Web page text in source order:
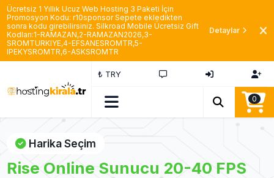
Ücretsiz 1 Yıllık Ucuz Web Hosting 3 Paketi İçin
Promosyon Kodu: r10sponsor Sepete ekledikten
sonra kodu girebilirsiniz. Silkroad Mobile Ücretsiz Gift
Kodları:1-RAMAZAN,2-RAMAZAN2026,3-
SROMTURKIYE,4-EFSANESROMTR,5-
IPEKYSROMTR,6-ASKSROMTR
Detaylar
₺ TRY
0
Rise Online Sunucu 20-40 FPS
Harika Seçim